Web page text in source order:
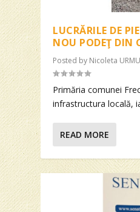
LUCRĂRILE DE
NOU PODEŢ DIN
Posted by Nicoleta
Primăria comunei
infrastructura locală,
READ MORE